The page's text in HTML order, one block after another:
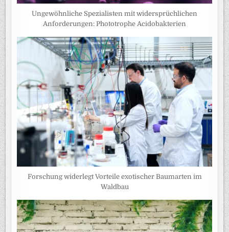
Ungewöhnliche Spezialisten mit widersprüchlichen
Anforderungen: Phototrophe Acidobakterien
Forschung widerlegt Vorteile exotischer Baumarten im
Waldbau